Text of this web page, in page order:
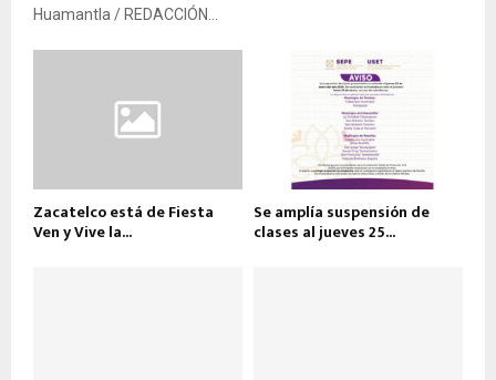
Huamantla / REDACCIÓN...
Zacatelco está de Fiesta
Ven y Vive la...
Se amplía suspensión de
clases al jueves 25...